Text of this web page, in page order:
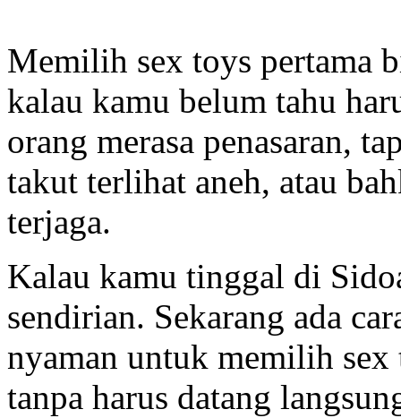
Memilih sex toys pertama
kalau kamu belum tahu
orang merasa penasaran,
takut terlihat aneh, atau
terjaga.
Kalau kamu tinggal di
sendirian. Sekarang ada
nyaman untuk memilih
tanpa harus datang